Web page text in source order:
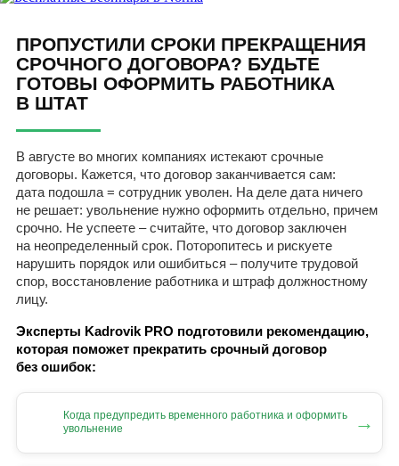
ПРОПУСТИЛИ СРОКИ ПРЕКРАЩЕНИЯ
СРОЧНОГО ДОГОВОРА? БУДЬТЕ
ГОТОВЫ ОФОРМИТЬ РАБОТНИКА
В ШТАТ
В августе во многих компаниях истекают срочные
договоры. Кажется, что договор заканчивается сам:
дата подошла = сотрудник уволен. На деле дата ничего
не решает: увольнение нужно оформить отдельно, причем
срочно. Не успеете – считайте, что договор заключен
на неопределенный срок. Поторопитесь и рискуете
нарушить порядок или ошибиться – получите трудовой
спор, восстановление работника и штраф должностному
лицу.
Эксперты Kadrovik PRO подготовили рекомендацию,
которая поможет прекратить срочный договор
без ошибок:
Когда предупредить временного работника и оформить
увольнение
→